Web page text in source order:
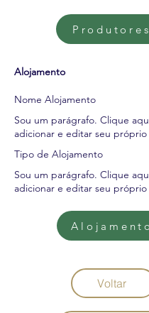
Produtores
Alojamento
Nome Alojamento
Sou um parágrafo. Clique
adicionar e editar seu
Tipo de Alojamento
Sou um parágrafo. Clique
adicionar e editar seu
Alojamento
Voltar